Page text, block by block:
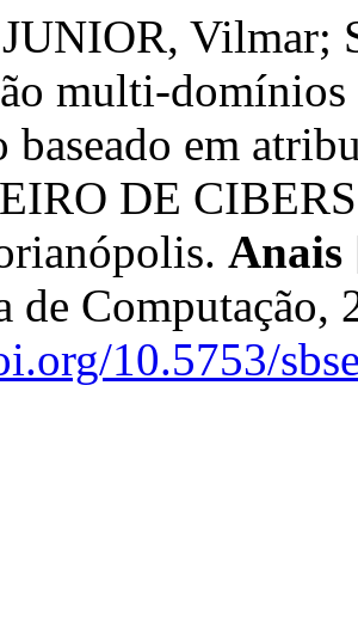
multi-
baseado em
DE
Anais
de
10.5753/